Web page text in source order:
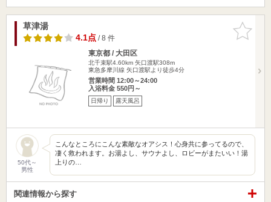
お気に入
りに追加
草津湯
4.1点/ 8 件
東京都 / 大田区
北千束駅4.60km 矢口渡駅308m
東急多摩川線 矢口渡駅より徒歩4分
営業時間 12:00～24:00
入浴料金 550円～
日帰り 露天風呂
50代～
男性
こんなところにこんな素敵なオアシス！心身共に参ってるので、
凄く救われます。お湯よし、サウナよし、ロビーがまたいい！湯
上りの…
関連情報から探す